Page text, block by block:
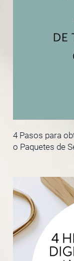
4 Pasos para
o Paquetes de